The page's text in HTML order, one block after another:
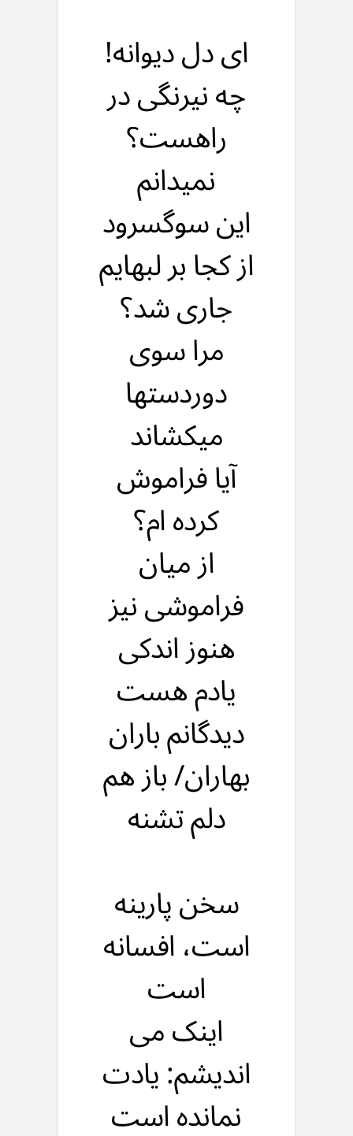
ای دل دیوانه!
چه نیرنگی در
راهست؟
نمیدانم
این سوگسرود
از کجا بر لبهایم
جاری شد؟
مرا سوی
دوردستها
میکشاند
آیا فراموش
کرده ام؟
از میان
فراموشی نیز
هنوز اندکی
یادم هست
دیدگانم باران
بهاران/ باز هم
دلم تشنه
سخن پارینه
است، افسانه
است
اینک می
اندیشم: یادت
نمانده است